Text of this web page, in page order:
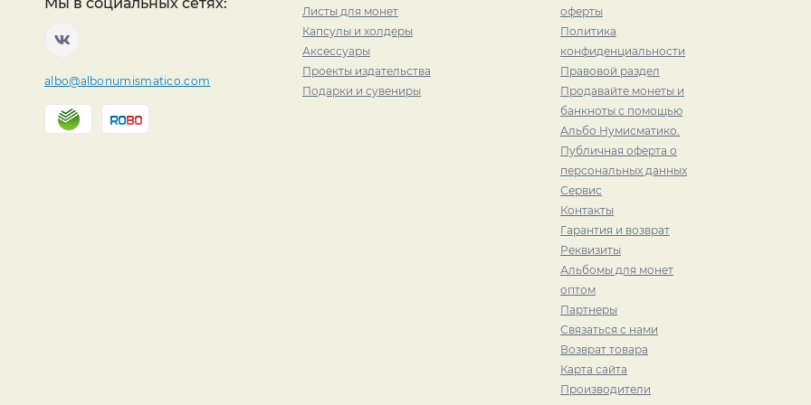
albo@albonumismatico.com
Листы для монет
Капсулы и холдеры
Аксессуары
Проекты издательства
Подарки и сувениры
оферты
Политика
конфиденциальности
Правовой раздел
Продавайте монеты и
банкноты с помощью
Альбо Нумисматико.
Публичная оферта о
персональных данных
Сервис
Контакты
Гарантия и возврат
Реквизиты
Альбомы для монет
оптом
Партнеры
Связаться с нами
Возврат товара
Карта сайта
Производители